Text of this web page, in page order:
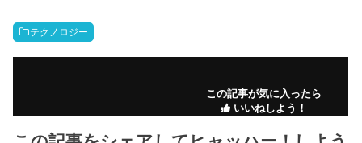
テクノロジー
この記事が気に入ったら
いいねしよう！